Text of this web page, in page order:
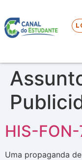
HIS-
Uma propaganda